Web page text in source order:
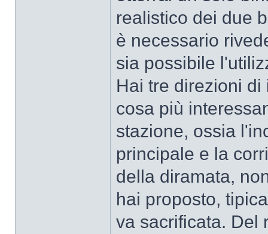
realistico dei due
è necessario
sia possibile
Hai tre direzioni
cosa più
stazione, ossia
principale e la
della diramata,
hai proposto,
va sacrificata. Del